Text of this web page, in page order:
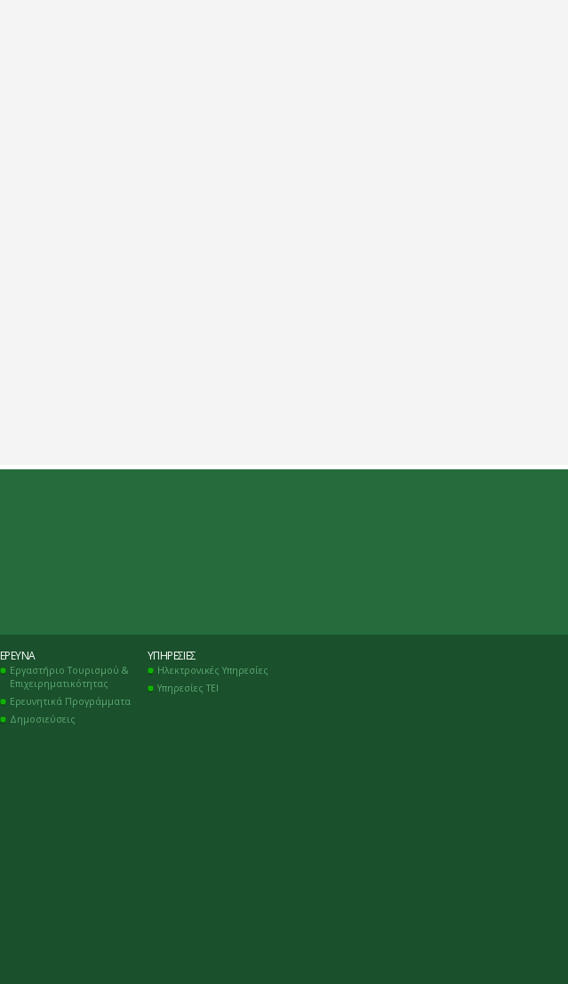
ΈΡΕΥΝΑ
Εργαστήριο Τουρισμού &
Επιχειρηματικότητας
Ερευνητικά Προγράμματα
Δημοσιεύσεις
ΥΠΗΡΕΣΊΕΣ
Ηλεκτρονικές Υπηρεσίες
Υπηρεσίες ΤΕΙ